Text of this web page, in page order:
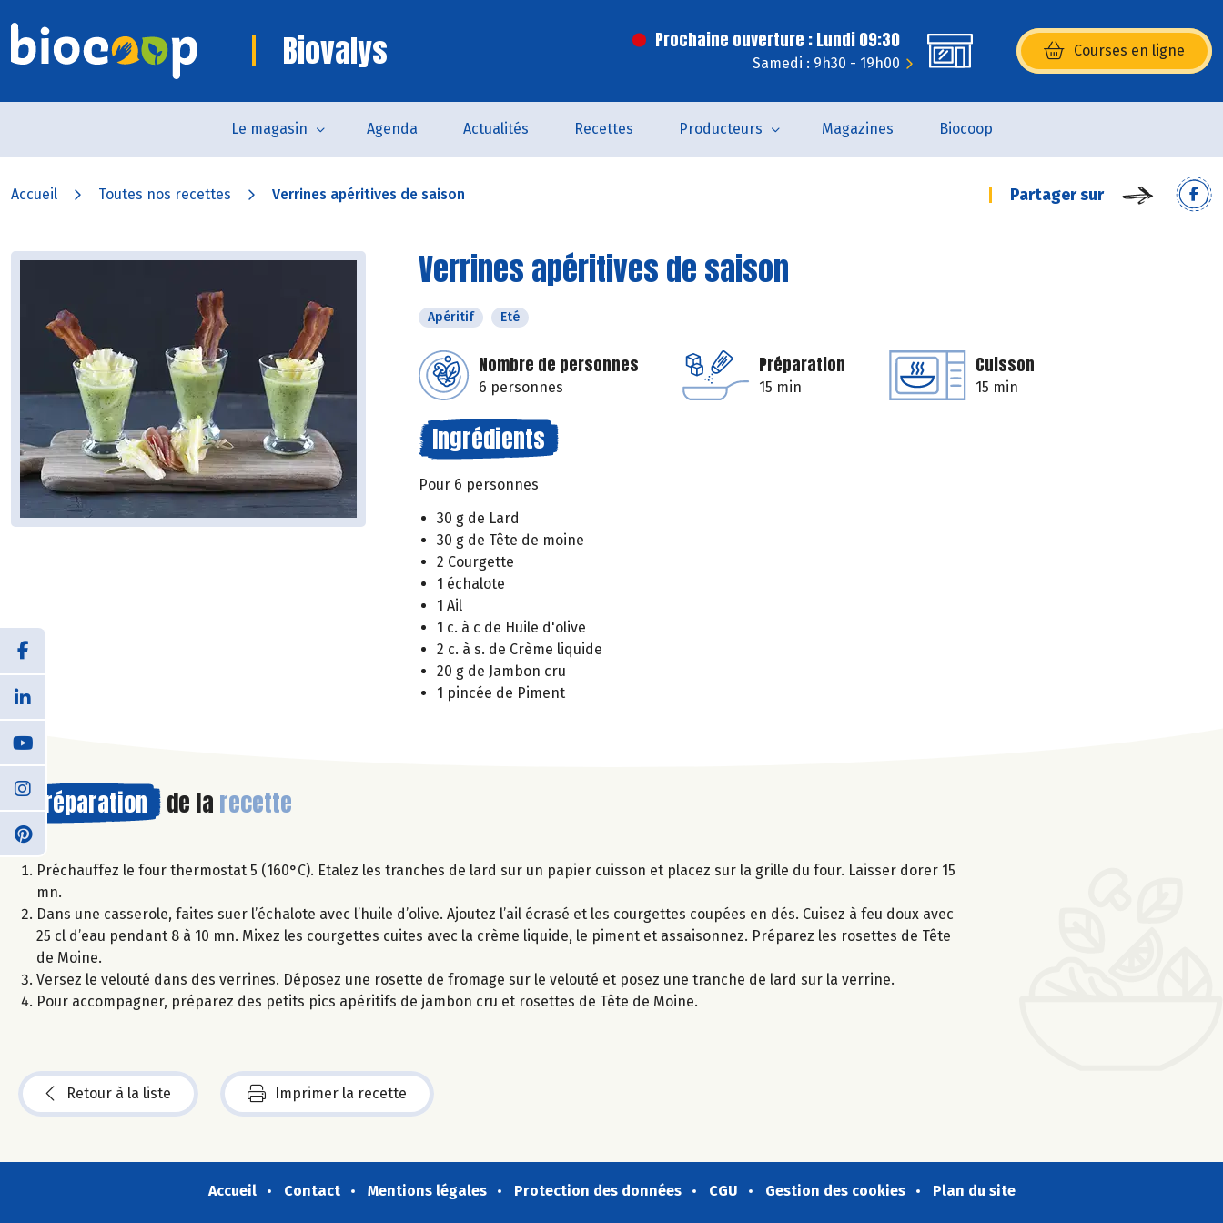
Biovalys Prochaine ouverture : Lundi 09:30
Samedi : 9h30 - 19h00
Courses en ligne
(s’ouvre dans une nouvelle
Le magasin Agenda Actualités Recettes Producteurs Magazines Biocoop
Accueil Toutes nos recettes Verrines apéritives de saison Partager sur
Verrines apéritives de saison
Apéritif Eté
Nombre de personnes
6 personnes
Préparation
15 min
Cuisson
15 min
Ingrédients
Pour 6 personnes
30 g de Lard
30 g de Tête de moine
2 Courgette
1 échalote
1 Ail
1 c. à c de Huile d'olive
2 c. à s. de Crème liquide
20 g de Jambon cru
1 pincée de Piment
Préparation de la recette
Préchauffez le four thermostat 5 (160°C). Etalez les tranches de lard sur un papier cuisson et placez sur la grille du four. Laisser dorer 15
mn.
Dans une casserole, faites suer l’échalote avec l’huile d’olive. Ajoutez l’ail écrasé et les courgettes coupées en dés. Cuisez à feu doux avec
25 cl d’eau pendant 8 à 10 mn. Mixez les courgettes cuites avec la crème liquide, le piment et assaisonnez. Préparez les rosettes de Tête
de Moine.
Versez le velouté dans des verrines. Déposez une rosette de fromage sur le velouté et posez une tranche de lard sur la verrine.
Pour accompagner, préparez des petits pics apéritifs de jambon cru et rosettes de Tête de Moine.
Retour à la liste Imprimer la recette
Accueil Contact Mentions légales Protection des données CGU Gestion des cookies Plan du site